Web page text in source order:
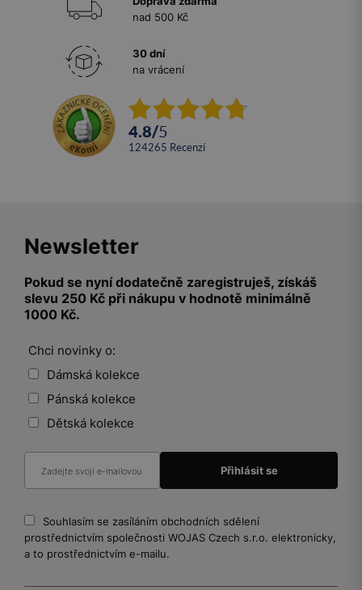
nad 500 Kč
30 dní
na vrácení
4.8/5
124265 recenzí
Newsletter
Pokud se nyní dodatečně zaregistruješ, získáš
slevu 250 Kč při nákupu v hodnotě minimálně
1000 Kč.
Chci novinky o:
Dámská kolekce
Pánská kolekce
Dětská kolekce
Souhlasím se zasíláním obchodních sdělení
prostřednictvím společnosti WOJAS Czech s.r.o. elektronicky,
a to prostřednictvím e-mailu.